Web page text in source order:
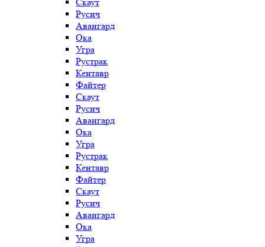
Русич
Авангард
Ока
Угра
Рустрак
Кентавр
Файтер
Скаут
Русич
Авангард
Ока
Угра
Рустрак
Кентавр
Файтер
Скаут
Русич
Авангард
Ока
Угра